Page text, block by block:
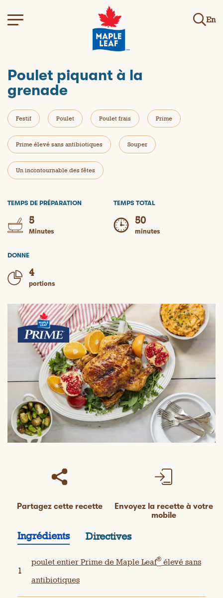
En
Poulet piquant à la
grenade
Festif Poulet Poulet frais Prime
Prime élevé sans antibiotiques Souper
Un incontournable des fêtes
TEMPS DE PRÉPARATION
5
Minutes
TEMPS TOTAL
50
minutes
DONNE
4
portions
Partagez cette recette
Envoyez la recette à votre
mobile
Ingrédients Directives
1
poulet entier Prime de Maple Leaf® élevé sans
antibiotiques